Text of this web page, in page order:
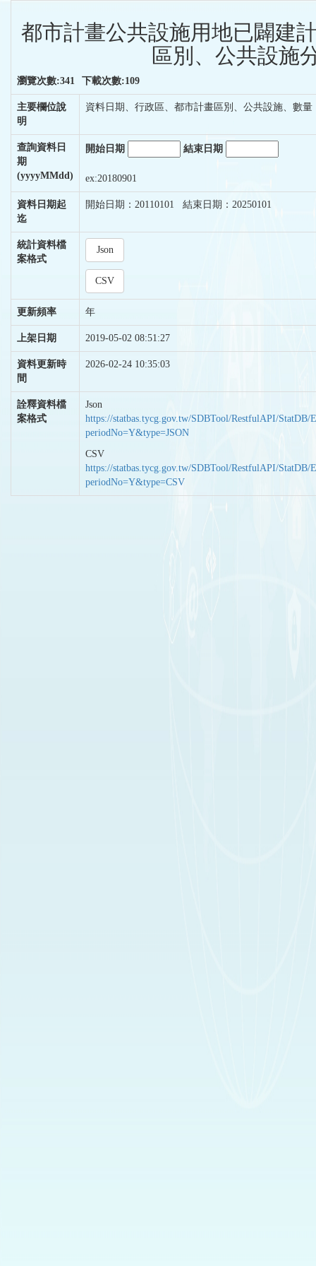
都市計畫公共設施用地已闢建
區別、公共設施
瀏覽次數:341 下載次數:109
主要欄位說
明
資料日期、行政區、都市計畫區別、公共設施、數量
查詢資料日
期
(yyyyMMdd)
開始日期 結束日期
ex:20180901
資料日期起
迄
開始日期：20110101 結束日期：20250101
統計資料檔
案格式
Json
CSV
更新頻率 年
上架日期 2019-05-02 08:51:27
資料更新時
間
2026-02-24 10:35:03
詮釋資料檔
案格式
Json
https://statbas.tycg.gov.tw/SDBTool/RestfulAPI/StatDB/
periodNo=Y&type=JSON
CSV
https://statbas.tycg.gov.tw/SDBTool/RestfulAPI/StatDB/
periodNo=Y&type=CSV